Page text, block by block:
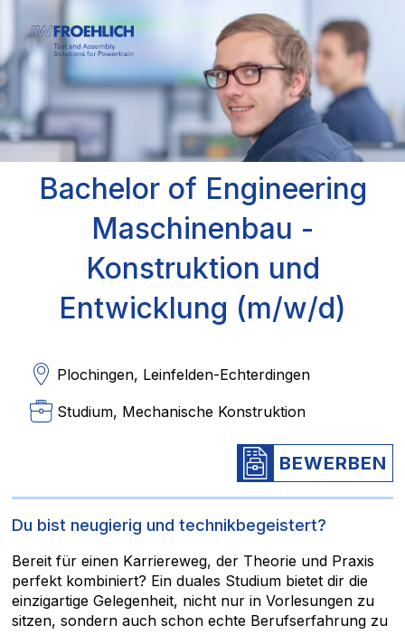
Bachelor of Engineering
Maschinenbau -
Konstruktion und
Entwicklung (m/w/d)
Plochingen, Leinfelden-Echterdingen
Studium, Mechanische Konstruktion
BEWERBEN
Du bist neugierig und technikbegeistert?
Bereit für einen Karriereweg, der Theorie und Praxis
perfekt kombiniert? Ein duales Studium bietet dir die
einzigartige Gelegenheit, nicht nur in Vorlesungen zu
sitzen, sondern auch schon echte Berufserfahrung zu